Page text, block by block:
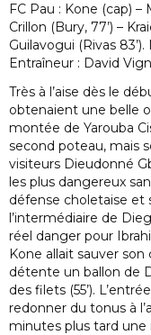
FC Pau : Kone (cap) –
Crillon (Bury, 77’) –
Guilavogui (Rivas
Entraîneur : David
Très à l’aise dès le
obtenaient une belle
montée de Yarouba
second poteau, mais
visiteurs Dieudonné
les plus dangereux
défense choletaise et
l’intermédiaire de
réel danger pour
Kone allait sauver
détente un ballon de
des filets (55’).
redonner du tonus à
minutes plus tard une